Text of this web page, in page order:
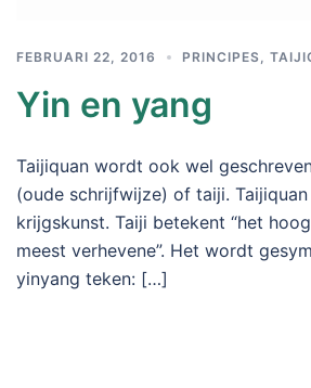
FEBRUARI 22, 2016 PRINCIPES
Yin en yang
Taijiquan wordt ook wel
(oude schrijfwijze) of taiji. Taijiquan
krijgskunst. Taiji betekent “het
meest verhevene”. Het wordt
yinyang teken: […]